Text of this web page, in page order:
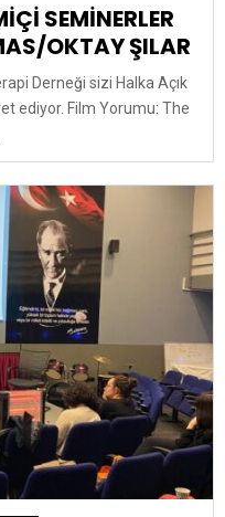
SEMİNERLER
OKTAY ŞILAR
Derneği sizi Halka Açık
ediyor. Film Yorumu: The